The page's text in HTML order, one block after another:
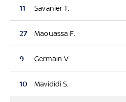
11 Savanier T.
27 Maouassa F.
9 Germain V.
10 Mavididi S.